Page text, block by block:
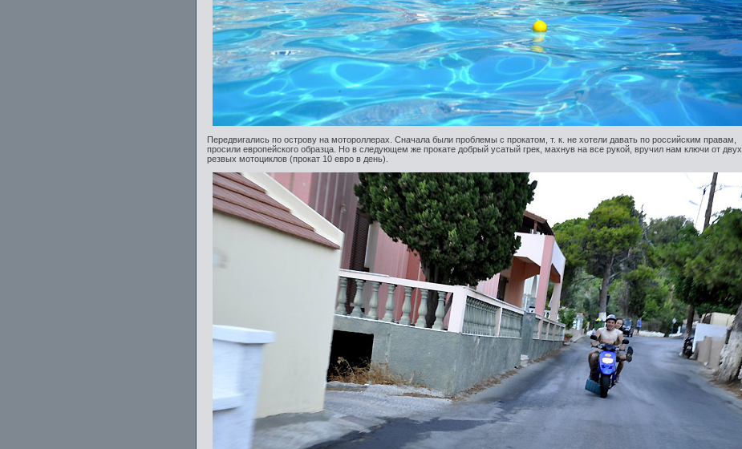
Передвигались по острову на мотороллерах. Сначала были проблемы с прокатом, т. к. не хотели давать по российским правам,
просили европейского образца. Но в следующем же прокате добрый усатый грек, махнув на все рукой, вручил нам ключи от двух
резвых мотоциклов (прокат 10 евро в день).